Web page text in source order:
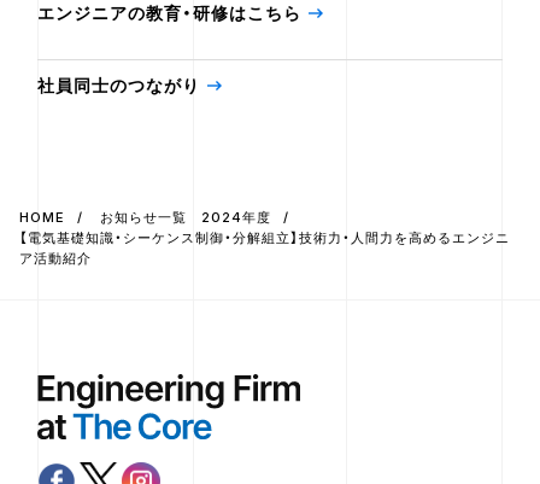
エンジニアの教育・研修はこちら
社員同士のつながり
HOME
お知らせ一覧 2024年度
【電気基礎知識・シーケンス制御・分解組立】技術力・人間力を高めるエンジニ
ア活動紹介